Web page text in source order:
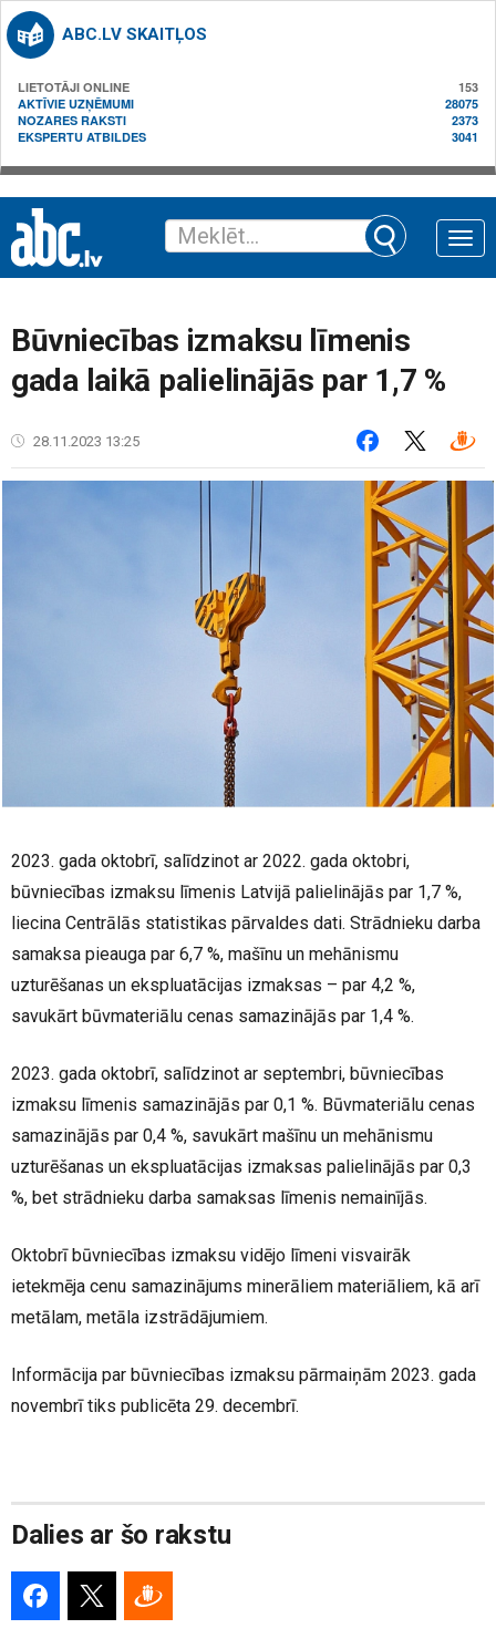
ABC.LV SKAITĻOS
LIETOTĀJI ONLINE
153
AKTĪVIE UZŅĒMUMI
28075
NOZARES RAKSTI
2373
EKSPERTU ATBILDES
3041
Toggle
Būvniecības izmaksu līmenis
gada laikā palielinājās par 1,7 %
28.11.2023 13:25
2023. gada oktobrī, salīdzinot ar 2022. gada oktobri,
būvniecības izmaksu līmenis Latvijā palielinājās par 1,7 %,
liecina Centrālās statistikas pārvaldes dati. Strādnieku darba
samaksa pieauga par 6,7 %, mašīnu un mehānismu
uzturēšanas un ekspluatācijas izmaksas – par 4,2 %,
savukārt būvmateriālu cenas samazinājās par 1,4 %.
2023. gada oktobrī, salīdzinot ar septembri, būvniecības
izmaksu līmenis samazinājās par 0,1 %. Būvmateriālu cenas
samazinājās par 0,4 %, savukārt mašīnu un mehānismu
uzturēšanas un ekspluatācijas izmaksas palielinājās par 0,3
%, bet strādnieku darba samaksas līmenis nemainījās.
Oktobrī būvniecības izmaksu vidējo līmeni visvairāk
ietekmēja cenu samazinājums minerāliem materiāliem, kā arī
metālam, metāla izstrādājumiem.
Informācija par būvniecības izmaksu pārmaiņām 2023. gada
novembrī tiks publicēta 29. decembrī.
Dalies ar šo rakstu